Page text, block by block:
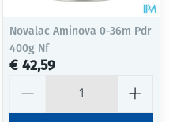
Novalac Aminova 0-36m Pdr
400g Nf
€ 42,59